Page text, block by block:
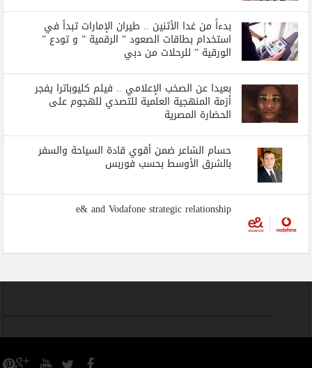
بدءاً من غدا الأثنين .. طيران الإمارات تبدأ في
استخدام بطاقات الصعود ” الرقمية ” و تودع ”
الورقية ” للرحلات من دبي
بعيدا عن الصخب الإعلامي .. فيلم كليوباترا يفجر
أزمة المنهجية العلمية للتصدي للهجوم على
الحضارة المصرية
حسام الشاعر ضمن أقوي قادة السياحة والسفر
بالشرق الأوسط بحسب فوربس
e& and Vodafone strategic relationship